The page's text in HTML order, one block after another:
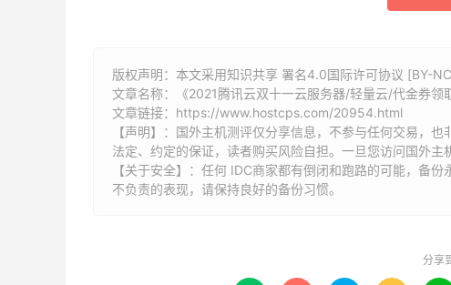
版权声明：本文采用知识共享 署名4.0国际许可协议 [BY-
文章名称：《2021腾讯云双十一云服务器/轻量云/代金券领
文章链接： https://www.hostcps.com/20954.html
【声明】：国外主机测评仅分享信息，不参与任何交易，
法定、约定的保证，读者购买风险自担。一旦您访问国外主
【关于安全】：任何 IDC商家都有倒闭和跑路的可能，备
不负责的表现，请保持良好的备份习惯。
分享